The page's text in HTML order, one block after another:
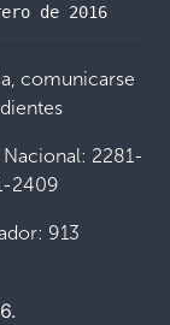
de 2016
comunicarse
2281-
2409
913